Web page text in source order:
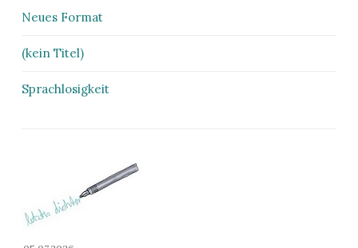
Neues Format
(kein Titel)
Sprachlosigkeit